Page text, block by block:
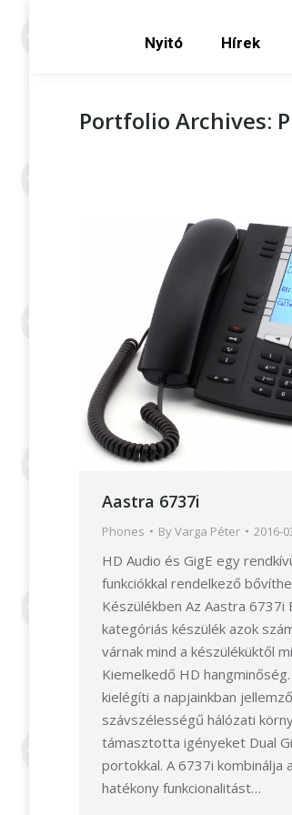
Nyitó Hírek
Portfolio Archives:
Aastra 6737i
Phones ByVarga Péter 2016-
HD Audio és GigE egy
funkciókkal rendelkező
Készülékben Az Aastra 6737i
kategóriás készülék azok
várnak mind a készüléküktől
Kiemelkedő HD
kielégíti a napjainkban
szávszélességű hálózati
támasztotta igényeket Dual
portokkal. A 6737i kombinálja
hatékony funkcionalitást…